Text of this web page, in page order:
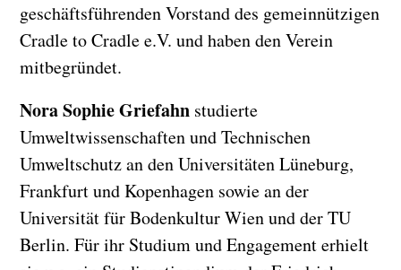
geschäftsführenden Vorstand des gemeinnützigen
Cradle to Cradle e.V. und haben den Verein
mitbegründet.
Nora Sophie Griefahn studierte
Umweltwissenschaften und Technischen
Umweltschutz an den Universitäten Lüneburg,
Frankfurt und Kopenhagen sowie an der
Universität für Bodenkultur Wien und der TU
Berlin. Für ihr Studium und Engagement erhielt